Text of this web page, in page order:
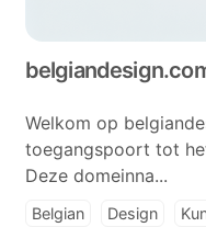
Welkom op
toegangspoort tot
Deze domeinna...
Belgian Design